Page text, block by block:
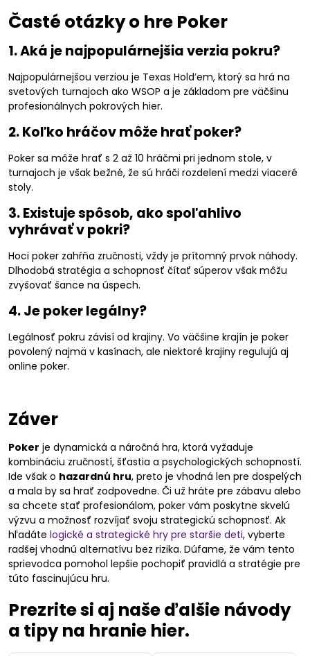
Časté otázky o hre Poker
1. Aká je najpopulárnejšia verzia pokru?
Najpopulárnejšou verziou je Texas Hold’em, ktorý sa hrá na
svetových turnajoch ako WSOP a je základom pre väčšinu
profesionálnych pokrových hier.
2. Koľko hráčov môže hrať poker?
Poker sa môže hrať s 2 až 10 hráčmi pri jednom stole, v
turnajoch je však bežné, že sú hráči rozdelení medzi viaceré
stoly.
3. Existuje spôsob, ako spoľahlivo
vyhrávať v pokri?
Hoci poker zahŕňa zručnosti, vždy je prítomný prvok náhody.
Dlhodobá stratégia a schopnosť čítať súperov však môžu
zvyšovať šance na úspech.
4. Je poker legálny?
Legálnosť pokru závisí od krajiny. Vo väčšine krajín je poker
povolený najmä v kasínach, ale niektoré krajiny regulujú aj
online poker.
Záver
Poker je dynamická a náročná hra, ktorá vyžaduje
kombináciu zručností, šťastia a psychologických schopností.
Ide však o hazardnú hru, preto je vhodná len pre dospelých
a mala by sa hrať zodpovedne. Či už hráte pre zábavu alebo
sa chcete stať profesionálom, poker vám poskytne skvelú
výzvu a možnosť rozvíjať svoju strategickú schopnosť. Ak
hľadáte logické a strategické hry pre staršie deti, vyberte
radšej vhodnú alternatívu bez rizika. Dúfame, že vám tento
sprievodca pomohol lepšie pochopiť pravidlá a stratégie pre
túto fascinujúcu hru.
Prezrite si aj naše ďalšie návody
a tipy na hranie hier.